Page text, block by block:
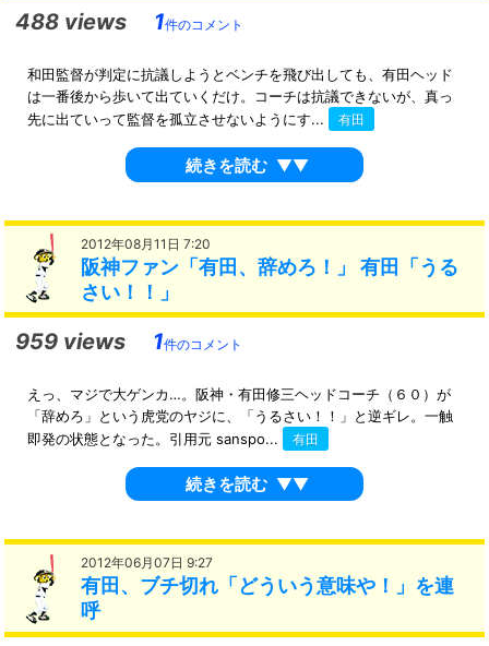
488 views 1件のコメント
和田監督が判定に抗議しようとベンチを飛び出しても、有田ヘッド
は一番後から歩いて出ていくだけ。コーチは抗議できないが、真っ
先に出ていって監督を孤立させないようにす...
有田
続きを読む ▼▼
2012年08月11日 7:20
阪神ファン「有田、辞めろ！」 有田「うる
さい！！」
959 views 1件のコメント
えっ、マジで大ゲンカ…。阪神・有田修三ヘッドコーチ（６０）が
「辞めろ」という虎党のヤジに、「うるさい！！」と逆ギレ。一触
即発の状態となった。引用元 sanspo...
有田
続きを読む ▼▼
2012年06月07日 9:27
有田、ブチ切れ「どういう意味や！」を連
呼